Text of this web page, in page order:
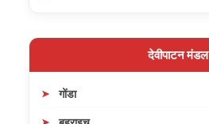
देवीपाटन मंडल
गोंडा